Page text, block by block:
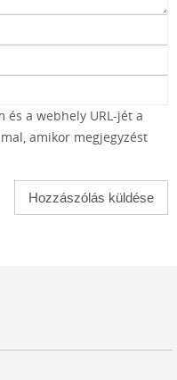
és a webhely URL-jét a
amikor megjegyzést